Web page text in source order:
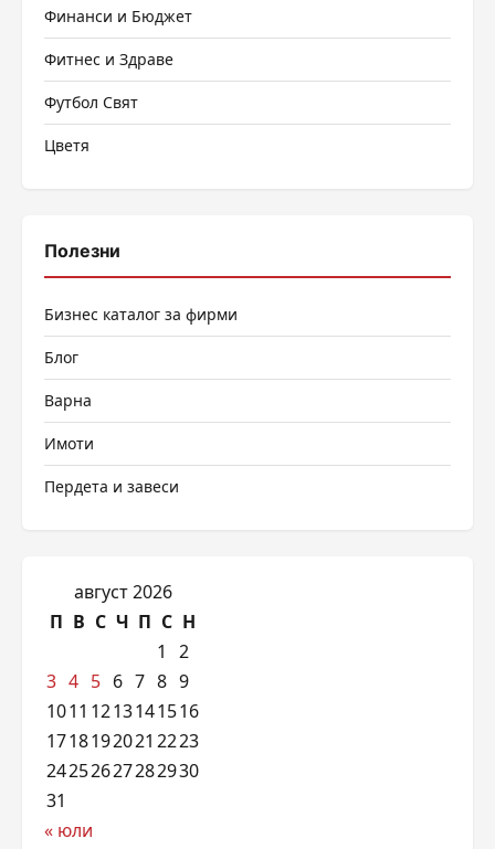
Финанси и Бюджет
Фитнес и Здраве
Футбол Свят
Цветя
Полезни
Бизнес каталог за фирми
Блог
Варна
Имоти
Пердета и завеси
август 2026
П В С Ч П С Н
1
2
3 4 5 6 7 8 9
1011 1213141516
1718192021 2223
24252627282930
31
« юли